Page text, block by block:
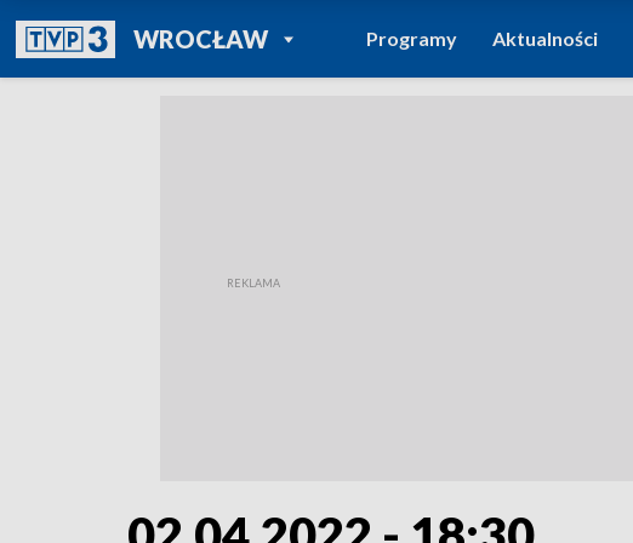
WROCŁAWPOWRÓT DO
TVP REGIONY
Programy Aktualności